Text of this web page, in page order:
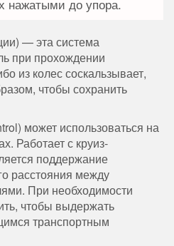
нажатыми до упора.
— эта система
при прохождении
из колес соскальзывает,
чтобы сохранить
может использоваться на
Работает с круиз-
поддержание
расстояния между
При необходимости
чтобы выдержать
транспортным